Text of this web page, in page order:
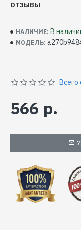
ОТЗЫВЫ
НАЛИЧИЕ: В
МОДЕЛЬ:
Всего
566 р.